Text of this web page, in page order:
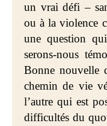
un vrai défi –
ou à la violence
une question
serons-nous
Bonne nouvelle
chemin de vie
l’autre qui est
difficultés du